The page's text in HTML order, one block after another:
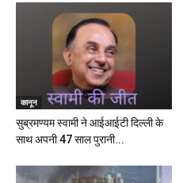
कानून
सुब्रमण्यम स्वामी ने आईआईटी दिल्ली के
साथ अपनी 47 साल पुरानी...